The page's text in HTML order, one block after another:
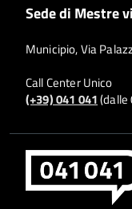
Sede di Mestre
Municipio, Via
Call Center Unico
(+39) 041 041(dalle